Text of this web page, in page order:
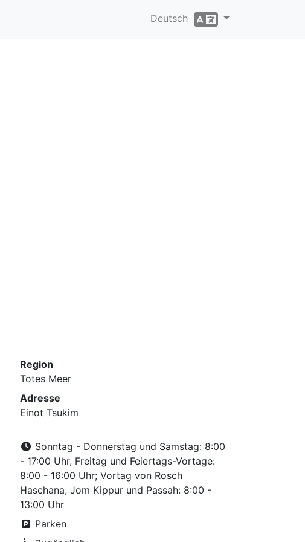
Deutsch
Region
Totes Meer
Adresse
Einot Tsukim
Sonntag - Donnerstag und Samstag: 8:00
- 17:00 Uhr, Freitag und Feiertags-Vortage:
8:00 - 16:00 Uhr; Vortag von Rosch
Haschana, Jom Kippur und Passah: 8:00 -
13:00 Uhr
Parken